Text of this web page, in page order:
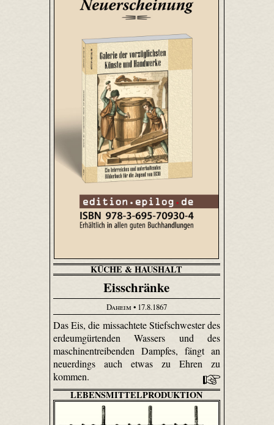
KÜCHE & HAUSHALT
Eisschränke
Daheim • 17.8.1867
Das Eis, die missachtete Stiefschwester des
erdeum­gürtenden Wassers und des
maschinen­treibenden Dampfes, fängt an
neuerdings auch etwas zu Ehren zu
kommen.
LEBENSMITTELPRODUKTION